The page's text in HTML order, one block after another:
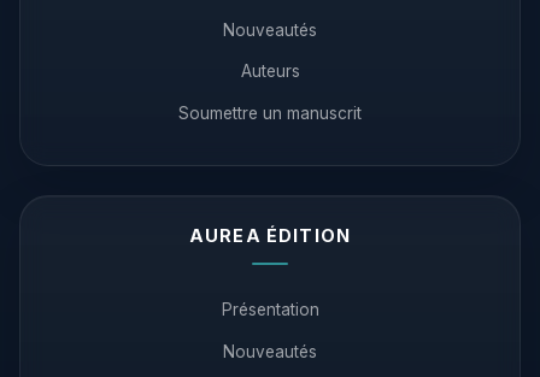
Nouveautés
Auteurs
Soumettre un manuscrit
AUREA ÉDITION
Présentation
Nouveautés